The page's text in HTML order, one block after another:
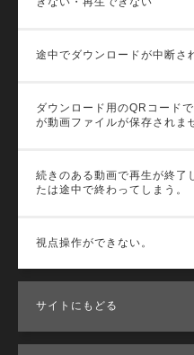
途中でダウンロードが中断さ
ダウンロード用のQRコード
が動画ファイルが保存されま
続きのある動画で再生が終了
たは途中で終わってしまう。
視点操作ができない。
サイトにもどる